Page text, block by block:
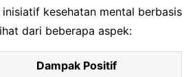
kesehatan mental berbasis
dari beberapa aspek:
Dampak Positif